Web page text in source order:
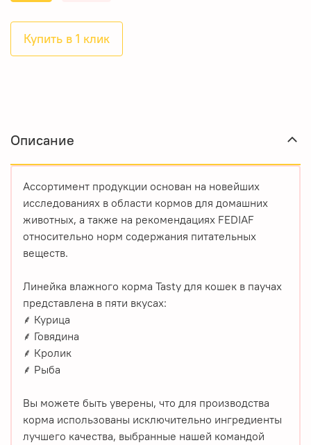
Купить в 1 клик
Описание
Ассортимент продукции основан на новейших
исследованиях в области кормов для домашних
животных, а также на рекомендациях FEDIAF
относительно норм содержания питательных
веществ.
Линейка влажного корма Tasty для кошек в паучах
представлена в пяти вкусах:
⸙ Курица
⸙ Говядина
⸙ Кролик
⸙ Рыба
Вы можете быть уверены, что для производства
корма использованы исключительно ингредиенты
лучшего качества, выбранные нашей командой